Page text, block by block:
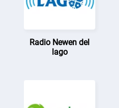
Radio Newen del
lago